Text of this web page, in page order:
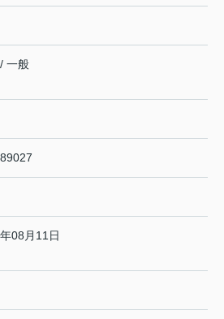
一般
08月11日